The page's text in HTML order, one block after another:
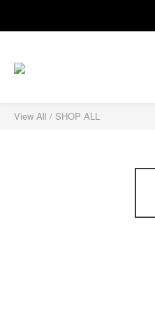
View All / SHOP ALL